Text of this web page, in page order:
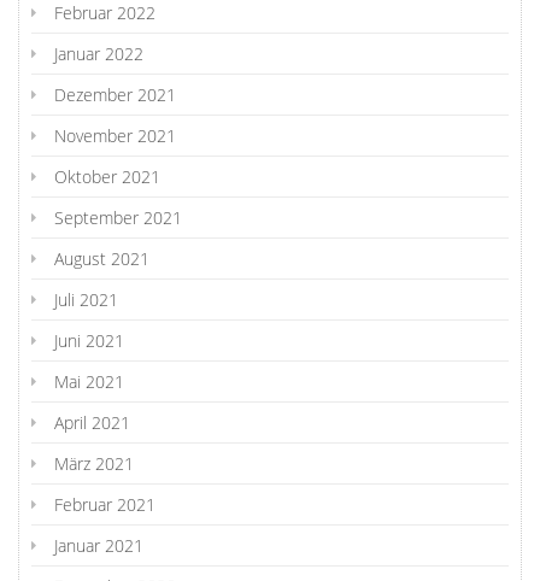
Februar 2022
Januar 2022
Dezember 2021
November 2021
Oktober 2021
September 2021
August 2021
Juli 2021
Juni 2021
Mai 2021
April 2021
März 2021
Februar 2021
Januar 2021